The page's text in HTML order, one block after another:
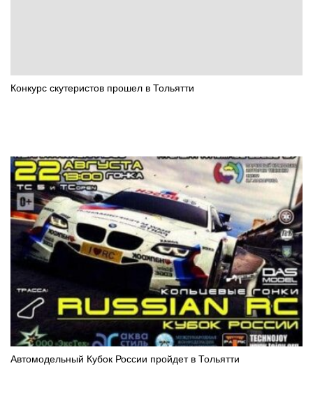
Конкурс скутеристов прошел в Тольятти
Автомодельный Кубок России пройдет в Тольятти